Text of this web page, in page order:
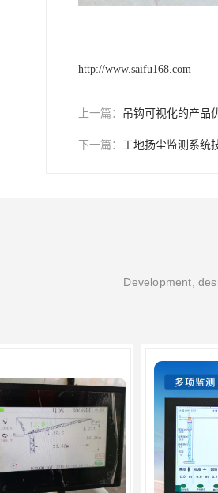
http://www.saifu168.com
上一篇： 吊钩可视化的产品
下一篇： 工地扬尘监测系统
Development,